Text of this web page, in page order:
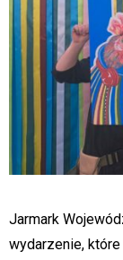
Jarmark
wydarzenie,